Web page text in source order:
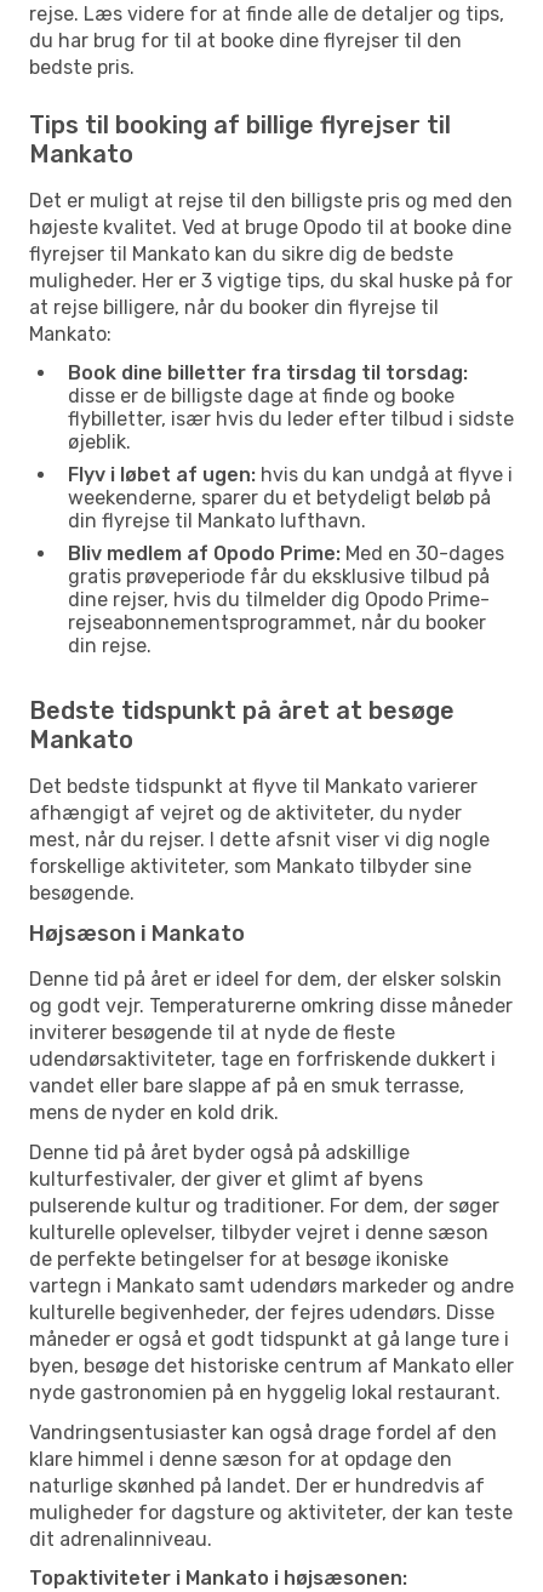
rejse. Læs videre for at finde alle de detaljer og tips,
du har brug for til at booke dine flyrejser til den
bedste pris.
Tips til booking af billige flyrejser til
Mankato
Det er muligt at rejse til den billigste pris og med den
højeste kvalitet. Ved at bruge Opodo til at booke dine
flyrejser til Mankato kan du sikre dig de bedste
muligheder. Her er 3 vigtige tips, du skal huske på for
at rejse billigere, når du booker din flyrejse til
Mankato:
Book dine billetter fra tirsdag til torsdag:
disse er de billigste dage at finde og booke
flybilletter, især hvis du leder efter tilbud i sidste
øjeblik.
Flyv i løbet af ugen: hvis du kan undgå at flyve i
weekenderne, sparer du et betydeligt beløb på
din flyrejse til Mankato lufthavn.
Bliv medlem af Opodo Prime: Med en 30-dages
gratis prøveperiode får du eksklusive tilbud på
dine rejser, hvis du tilmelder dig Opodo Prime-
rejseabonnementsprogrammet, når du booker
din rejse.
Bedste tidspunkt på året at besøge
Mankato
Det bedste tidspunkt at flyve til Mankato varierer
afhængigt af vejret og de aktiviteter, du nyder
mest, når du rejser. I dette afsnit viser vi dig nogle
forskellige aktiviteter, som Mankato tilbyder sine
besøgende.
Højsæson i Mankato
Denne tid på året er ideel for dem, der elsker solskin
og godt vejr. Temperaturerne omkring disse måneder
inviterer besøgende til at nyde de fleste
udendørsaktiviteter, tage en forfriskende dukkert i
vandet eller bare slappe af på en smuk terrasse,
mens de nyder en kold drik.
Denne tid på året byder også på adskillige
kulturfestivaler, der giver et glimt af byens
pulserende kultur og traditioner. For dem, der søger
kulturelle oplevelser, tilbyder vejret i denne sæson
de perfekte betingelser for at besøge ikoniske
vartegn i Mankato samt udendørs markeder og andre
kulturelle begivenheder, der fejres udendørs. Disse
måneder er også et godt tidspunkt at gå lange ture i
byen, besøge det historiske centrum af Mankato eller
nyde gastronomien på en hyggelig lokal restaurant.
Vandringsentusiaster kan også drage fordel af den
klare himmel i denne sæson for at opdage den
naturlige skønhed på landet. Der er hundredvis af
muligheder for dagsture og aktiviteter, der kan teste
dit adrenalinniveau.
Topaktiviteter i Mankato i højsæsonen: